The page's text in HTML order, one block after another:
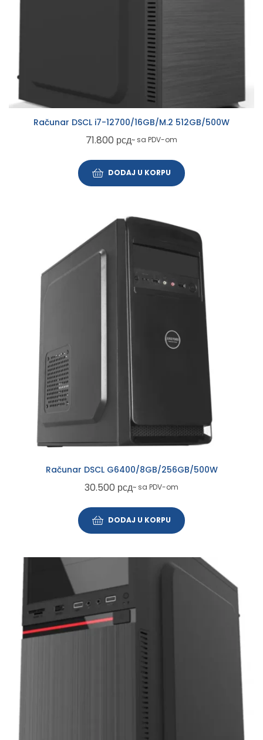
Računar DSCL i7-12700/16GB/M.2 512GB/500W
71.800 рсд~ sa PDV-om
DODAJ U KORPU
Računar DSCL G6400/8GB/256GB/500W
30.500 рсд~ sa PDV-om
DODAJ U KORPU